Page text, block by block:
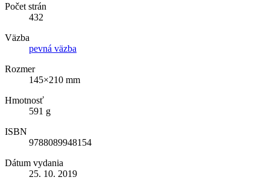
Počet strán
432
Väzba
pevná väzba
Rozmer
145×210 mm
Hmotnosť
591 g
ISBN
9788089948154
Dátum vydania
25. 10. 2019